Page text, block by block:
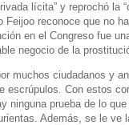
lícita” y reprochó la
Feijoo reconoce que no
en el Congreso fue
negocio de la
muchos ciudadanos y
escrúpulos. Con estos
ninguna prueba de lo
Además, se le ve